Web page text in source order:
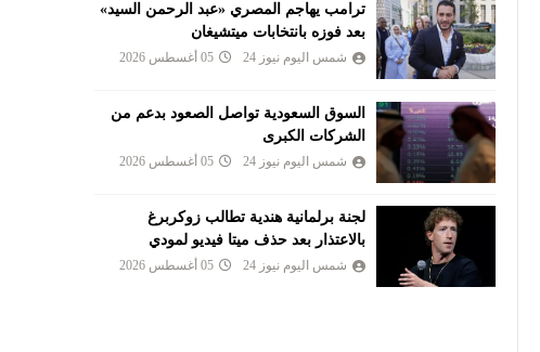
ترامب يهاجم المصري «عبد الرحمن السيد»
بعد فوزه بانتخابات ميتشيغان
شمس اليوم نيوز 24 05 أغسطس 2026
السوق السعودية تواصل الصعود بدعم من
الشركات الكبرى
شمس اليوم نيوز 24 05 أغسطس 2026
لجنة برلمانية هندية تطالب زوكربرغ
بالاعتذار بعد حذف ميتا فيديو لمودي
شمس اليوم نيوز 24 05 أغسطس 2026